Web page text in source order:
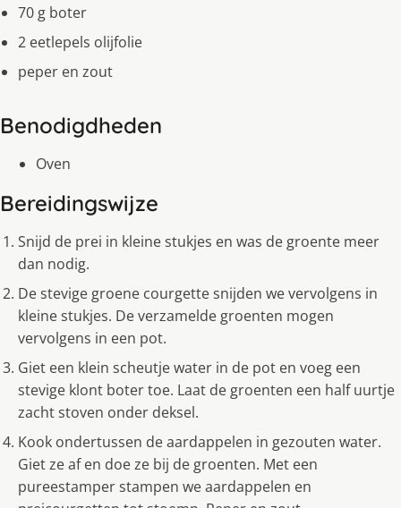
70 g boter
2 eetlepels olijfolie
peper en zout
Benodigdheden
Oven
Bereidingswijze
Snijd de prei in kleine stukjes en was de groente meer
dan nodig.
De stevige groene courgette snijden we vervolgens in
kleine stukjes. De verzamelde groenten mogen
vervolgens in een pot.
Giet een klein scheutje water in de pot en voeg een
stevige klont boter toe. Laat de groenten een half uurtje
zacht stoven onder deksel.
Kook ondertussen de aardappelen in gezouten water.
Giet ze af en doe ze bij de groenten. Met een
pureestamper stampen we aardappelen en